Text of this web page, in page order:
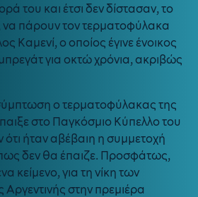
του και έτσι δεν δίστασαν, το
να πάρουν τον τερματοφύλακα
Καμενί, ο οποίος έγινε ένοικος
για οκτώ χρόνια, ακριβώς
ο τερματοφύλακας της
στο Παγκόσμιο Κύπελλο του
ότι ήταν αβέβαιη η συμμετοχή
δεν θα έπαιζε. Προσφάτως,
κείμενο, για τη νίκη των
Αργεντινής στην πρεμιέρα